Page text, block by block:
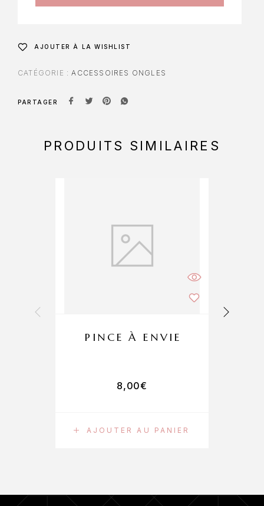
AJOUTER À LA WISHLIST
CATÉGORIE :ACCESSOIRES ONGLES
PARTAGER
PRODUITS SIMILAIRES
AJOUTER AU PANIER
PINCE À ENVIE
8,00€